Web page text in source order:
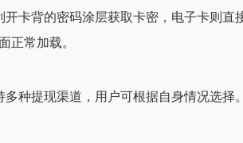
卡背的密码涂层获取卡密，电子卡则直
正常加载。
种提现渠道，用户可根据自身情况选择